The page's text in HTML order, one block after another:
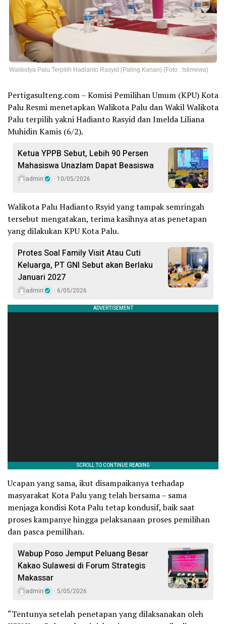
Walikotya Palu Terpilih Hadianto Rasyid (Paling Kanan) (Foto : Istimewa)
Pertigasulteng.com – Komisi Pemilihan Umum (KPU) Kota
Palu Resmi menetapkan Walikota Palu dan Wakil Walikota
Palu terpilih yakni Hadianto Rasyid dan Imelda Liliana
Muhidin Kamis (6/2).
Ketua YPPB Sebut, Lebih 90 Persen
Mahasiswa Unazlam Dapat Beasiswa
admin 10/05/2026
Walikota Palu Hadianto Rsyid yang tampak semringah
tersebut mengatakan, terima kasihnya atas penetapan
yang dilakukan KPU Kota Palu.
Protes Soal Family Visit Atau Cuti
Keluarga, PT GNI Sebut akan Berlaku
Januari 2027
admin 6/05/2026
Ucapan yang sama, ikut disampaikanya terhadap
masyarakat Kota Palu yang telah bersama – sama
menjaga kondisi Kota Palu tetap kondusif, baik saat
proses kampanye hingga pelaksanaan proses pemilihan
dan pasca pemilihan.
Wabup Poso Jemput Peluang Besar
Kakao Sulawesi di Forum Strategis
Makassar
admin 5/05/2026
“Tentunya setelah penetapan yang dilaksanakan oleh